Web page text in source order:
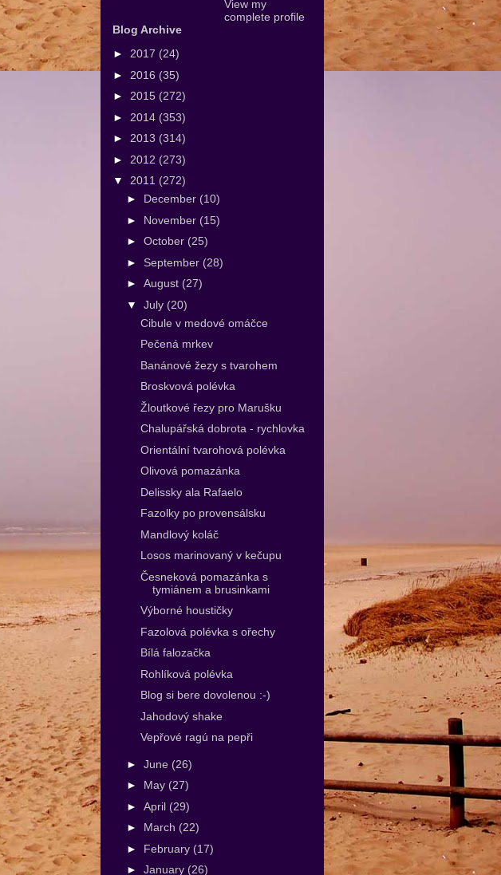
View my
complete profile
Blog Archive
► 2017 (24)
► 2016 (35)
► 2015 (272)
► 2014 (353)
► 2013 (314)
► 2012 (273)
▼ 2011 (272)
► December (10)
► November (15)
► October (25)
► September (28)
► August (27)
▼ July (20)
Cibule v medové omáčce
Pečená mrkev
Banánové žezy s tvarohem
Broskvová polévka
Žloutkové řezy pro Marušku
Chalupářská dobrota - rychlovka
Orientální tvarohová polévka
Olivová pomazánka
Delissky ala Rafaelo
Fazolky po provensálsku
Mandlový koláč
Losos marinovaný v kečupu
Česneková pomazánka s
tymiánem a brusinkami
Výborné houstičky
Fazolová polévka s ořechy
Bílá falozačka
Rohlíková polévka
Blog si bere dovolenou :-)
Jahodový shake
Vepřové ragú na pepři
► June (26)
► May (27)
► April (29)
► March (22)
► February (17)
► January (26)